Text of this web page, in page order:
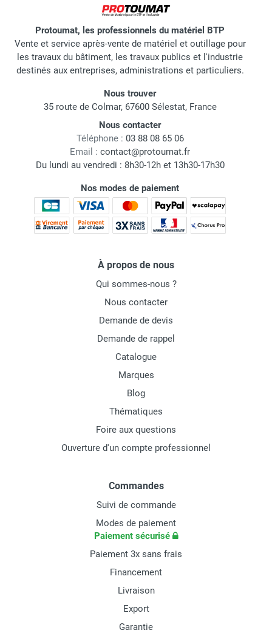
Protoumat, les professionnels du matériel BTP
Vente et service après-vente de matériel et outillage pour
les travaux du bâtiment, les travaux publics et l'industrie
destinés aux entreprises, administrations et particuliers.
Nous trouver
35 route de Colmar, 67600 Sélestat, France
Nous contacter
Téléphone : 03 88 08 65 06
Email : contact@protoumat.fr
Du lundi au vendredi : 8h30-12h et 13h30-17h30
Nos modes de paiement
À propos de nous
Qui sommes-nous ?
Nous contacter
Demande de devis
Demande de rappel
Catalogue
Marques
Blog
Thématiques
Foire aux questions
Ouverture d'un compte professionnel
Commandes
Suivi de commande
Modes de paiement
Paiement sécurisé
Paiement 3x sans frais
Financement
Livraison
Export
Garantie